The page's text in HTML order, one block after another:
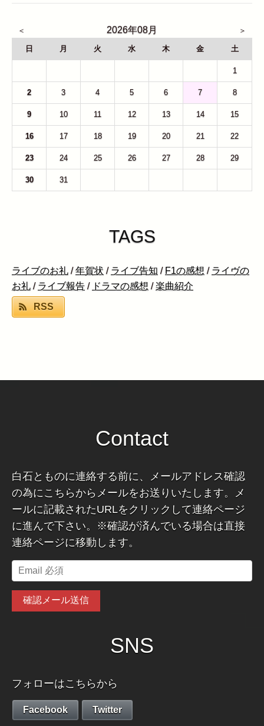
2026年08月
日 月 火 水 木 金 土
1
2 3 4 5 6 7 8
9 10 11 12 13 14 15
16 17 18 19 20 21 22
23 24 25 26 27 28 29
30 31
TAGS
ライブのお礼 /年賀状 / ライブ告知 / F1の感想 / ライヴの
お礼 / ライブ報告 / ドラマの感想 /楽曲紹介
RSS
Contact
白石とものに連絡する前に、メールアドレス確認
の為にこちらからメールをお送りいたします。メ
ールに記載されたURLをクリックして連絡ページ
に進んで下さい。※確認が済んでいる場合は直接
連絡ページに移動します。
SNS
フォローはこちらから
Facebook Twitter